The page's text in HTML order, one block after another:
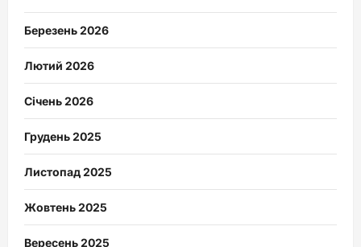
Березень 2026
Лютий 2026
Січень 2026
Грудень 2025
Листопад 2025
Жовтень 2025
Вересень 2025